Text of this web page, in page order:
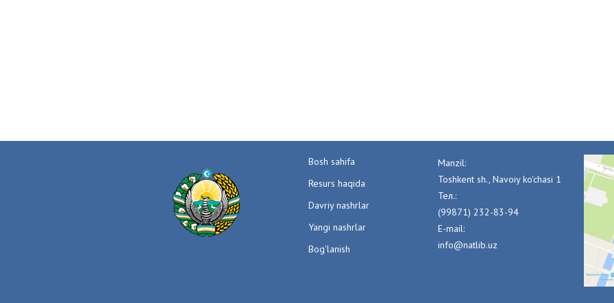
Bosh sahifa
Resurs haqida
Davriy nashrlar
Yangi nashrlar
Bog'lanish
Manzil:
Toshkent sh., Navoiy ko'chasi 1
Тел.:
(99871) 232-83-94
E-mail:
info@natlib.uz